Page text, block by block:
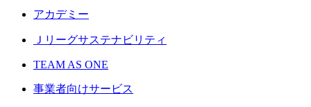
アカデミー
Ｊリーグサステナビリティ
TEAM AS ONE
事業者向けサービス